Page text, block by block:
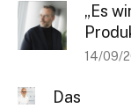
„Es
14/09/
Das